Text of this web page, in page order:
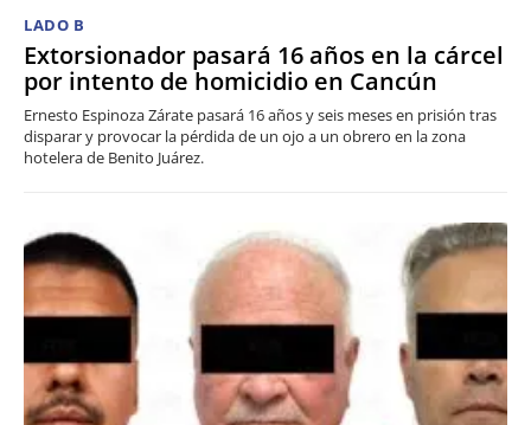
LADO B
Extorsionador pasará 16 años en la cárcel
por intento de homicidio en Cancún
Ernesto Espinoza Zárate pasará 16 años y seis meses en prisión tras
disparar y provocar la pérdida de un ojo a un obrero en la zona
hotelera de Benito Juárez.